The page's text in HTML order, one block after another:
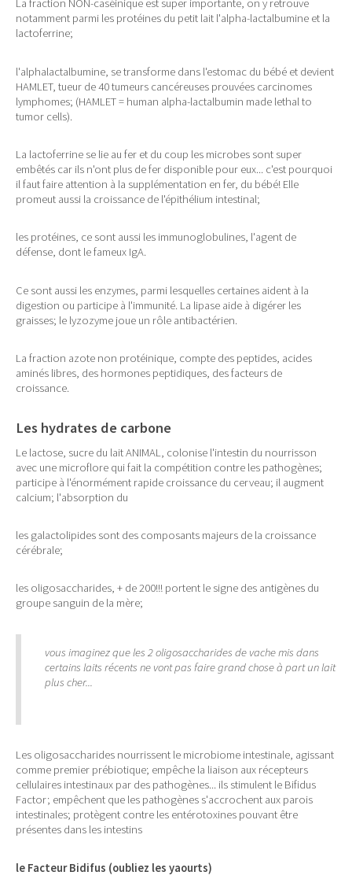
La fraction NON-caséinique est super importante, on y retrouve
notamment parmi les protéines du petit lait l'alpha-lactalbumine et la
lactoferrine;
l'alphalactalbumine, se transforme dans l'estomac du bébé et devient
HAMLET, tueur de 40 tumeurs cancéreuses prouvées carcinomes
lymphomes; (HAMLET = human alpha-lactalbumin made lethal to
tumor cells).
La lactoferrine se lie au fer et du coup les microbes sont super
embêtés car ils n'ont plus de fer disponible pour eux... c'est pourquoi
il faut faire attention à la supplémentation en fer, du bébé! Elle
promeut aussi la croissance de l'épithélium intestinal;
les protéines, ce sont aussi les immunoglobulines, l'agent de
défense, dont le fameux IgA.
Ce sont aussi les enzymes, parmi lesquelles certaines aident à la
digestion ou participe à l'immunité. La lipase aide à digérer les
graisses; le lyzozyme joue un rôle antibactérien.
La fraction azote non protéinique, compte des peptides, acides
aminés libres, des hormones peptidiques, des facteurs de
croissance.
Les hydrates de carbone
Le lactose, sucre du lait ANIMAL, colonise l'intestin du nourrisson
avec une microflore qui fait la compétition contre les pathogènes;
participe à l'énormément rapide croissance du cerveau; il augment
calcium; l'absorption du
les galactolipides sont des composants majeurs de la croissance
cérébrale;
les oligosaccharides, + de 200!!! portent le signe des antigènes du
groupe sanguin de la mère;
vous imaginez que les 2 oligosaccharides de vache mis dans
certains laits récents ne vont pas faire grand chose à part un lait
plus cher...
Les oligosaccharides nourrissent le microbiome intestinale, agissant
comme premier prébiotique; empêche la liaison aux récepteurs
cellulaires intestinaux par des pathogènes... ils stimulent le Bifidus
Factor; empêchent que les pathogènes s'accrochent aux parois
intestinales; protègent contre les entérotoxines pouvant être
présentes dans les intestins
le Facteur Bidifus (oubliez les yaourts)